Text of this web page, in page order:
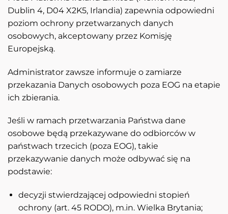
Dublin 4, D04 X2K5, Irlandia) zapewnia odpowiedni
poziom ochrony przetwarzanych danych
osobowych, akceptowany przez Komisję
Europejską.
Administrator zawsze informuje o zamiarze
przekazania Danych osobowych poza EOG na etapie
ich zbierania.
Jeśli w ramach przetwarzania Państwa dane
osobowe będą przekazywane do odbiorców w
państwach trzecich (poza EOG), takie
przekazywanie danych może odbywać się na
podstawie:
decyzji stwierdzającej odpowiedni stopień
ochrony (art. 45 RODO), m.in. Wielka Brytania;